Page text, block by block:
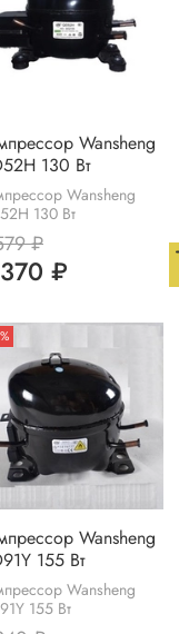
Wansheng
130 Вт
Wansheng
130 Вт
₽
₽
Wansheng
155 Вт
Wansheng
155 Вт